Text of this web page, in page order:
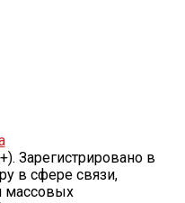
Зарегистрировано в
в сфере связи,
массовых